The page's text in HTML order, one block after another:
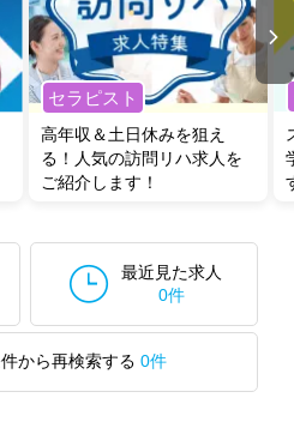
セラピスト
高年収＆土日休みを狙え
る！人気の訪問リハ求人を
ご紹介します！
最近見た求人
0件
から再検索する 0件